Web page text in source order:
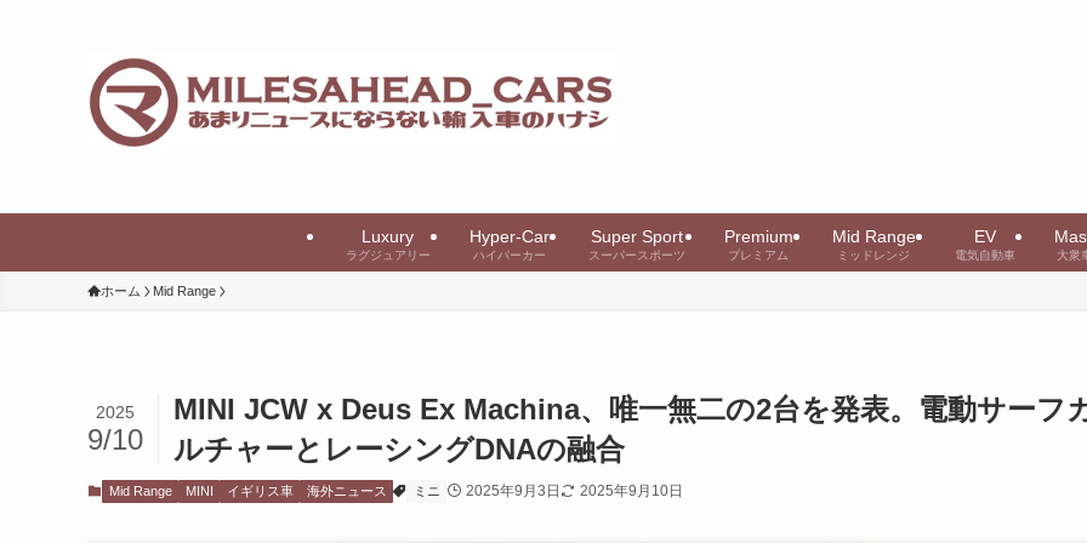
Luxury
ラグジュアリー
Hyper-Car
ハイパーカー
Super Sport
スーパースポーツ
Premium
プレミアム
Mid Range
ミッドレンジ
EV
電気自動車 大衆
ホーム Mid Range
MINI JCW x Deus Ex Machina、唯一無二の2台を発表。電動サーフ
ルチャーとレーシングDNAの融合
2025
9/10
Mid Range MINI イギリス車 海外ニュース ミニ 2025年9月3日 2025年9月10日